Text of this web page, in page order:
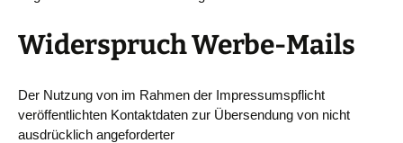
Widerspruch Werbe-Mails
Der Nutzung von im Rahmen der Impressumspflicht
veröffentlichten Kontaktdaten zur Übersendung von nicht
ausdrücklich angeforderter